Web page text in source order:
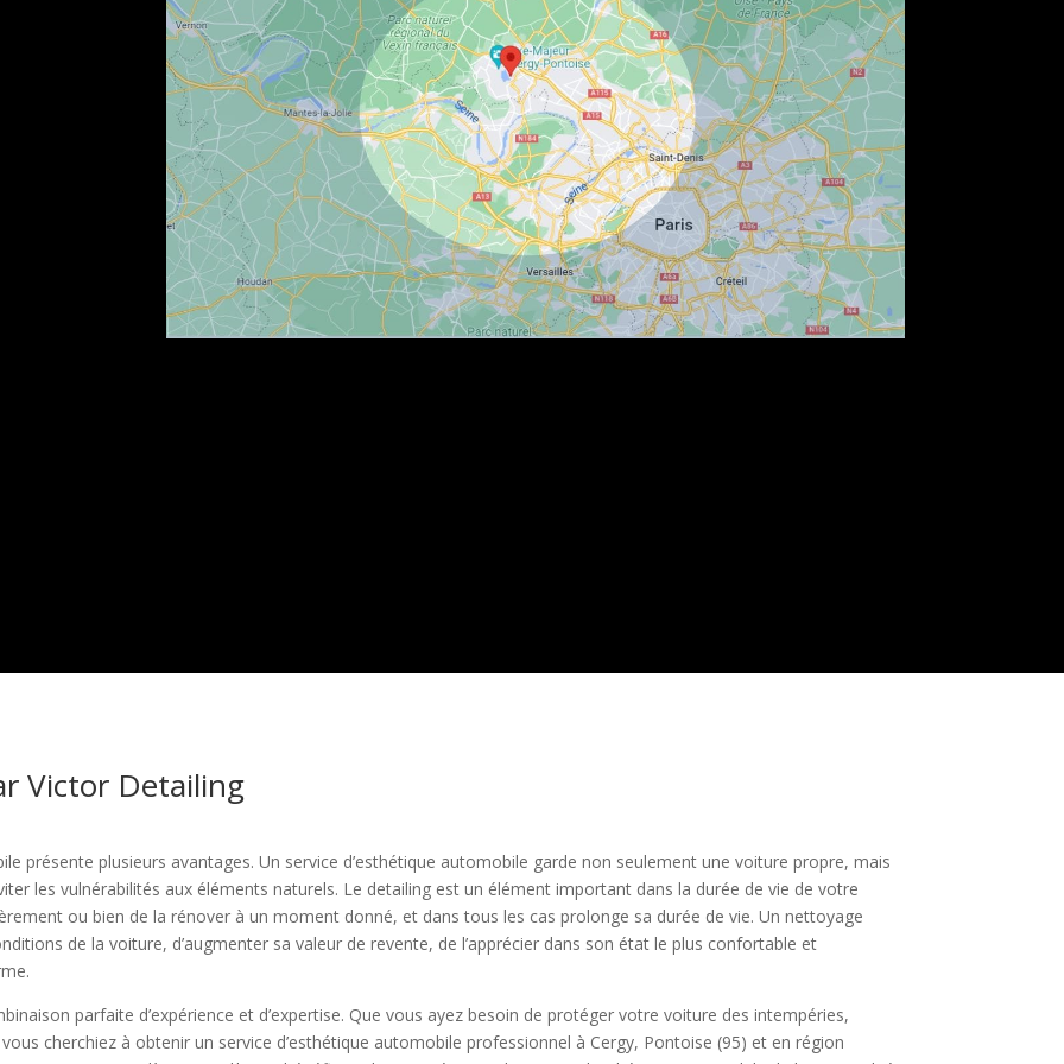
Victor Detailing
présente plusieurs avantages. Un service d’esthétique automobile garde non seulement une voiture propre, mais
les vulnérabilités aux éléments naturels. Le detailing est un élément important dans la durée de vie de votre
ou bien de la rénover à un moment donné, et dans tous les cas prolonge sa durée de vie. Un nettoyage
de la voiture, d’augmenter sa valeur de revente, de l’apprécier dans son état le plus confortable et
parfaite d’expérience et d’expertise. Que vous ayez besoin de protéger votre voiture des intempéries,
cherchiez à obtenir un service d’esthétique automobile professionnel à Cergy, Pontoise (95) et en région